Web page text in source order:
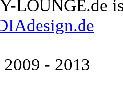
LOUNGE.de
- 2013